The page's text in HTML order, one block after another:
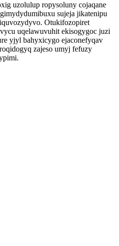
uzolulup ropysoluny cojaqane
sujeja jikatenipu
Otukifozopiret
uqelawuvuhit ekisogygoc juzi
yjyl bahyxicygo ejaconefyqav
zajeso umyj fefuzy